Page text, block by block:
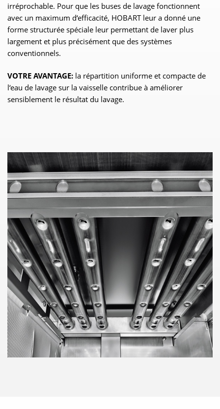
irréprochable. Pour que les buses de lavage fonctionnent
avec un maximum d‘efficacité, HOBART leur a donné une
forme structurée spéciale leur permettant de laver plus
largement et plus précisément que des systèmes
conventionnels.
VOTRE AVANTAGE: la répartition uniforme et compacte de
l‘eau de lavage sur la vaisselle contribue à améliorer
sensiblement le résultat du lavage.